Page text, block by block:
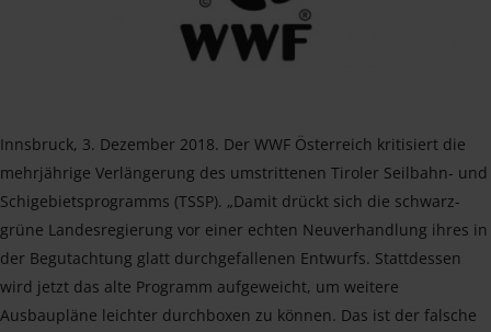
Innsbruck, 3. Dezember 2018. Der WWF Österreich kritisiert die
mehrjährige Verlängerung des umstrittenen Tiroler Seilbahn- und
Schigebietsprogramms (TSSP). „Damit drückt sich die schwarz-
grüne Landesregierung vor einer echten Neuverhandlung ihres in
der Begutachtung glatt durchgefallenen Entwurfs. Stattdessen
wird jetzt das alte Programm aufgeweicht, um weitere
Ausbaupläne leichter durchboxen zu können. Das ist der falsche